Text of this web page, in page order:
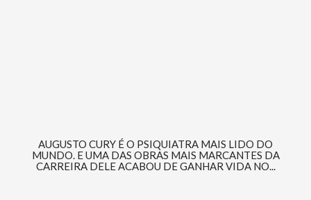
AUGUSTO CURY É O PSIQUIATRA MAIS LIDO DO
MUNDO. E UMA DAS OBRAS MAIS MARCANTES DA
CARREIRA DELE ACABOU DE GANHAR VIDA NO...